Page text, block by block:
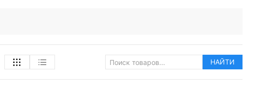
НАЙТИ